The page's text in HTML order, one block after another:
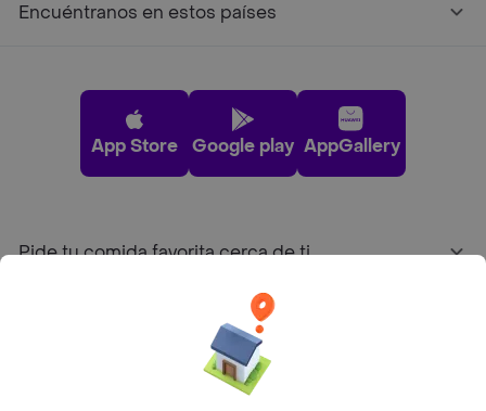
Encuéntranos en estos países
App Store Google play AppGallery
Pide tu comida favorita cerca de ti